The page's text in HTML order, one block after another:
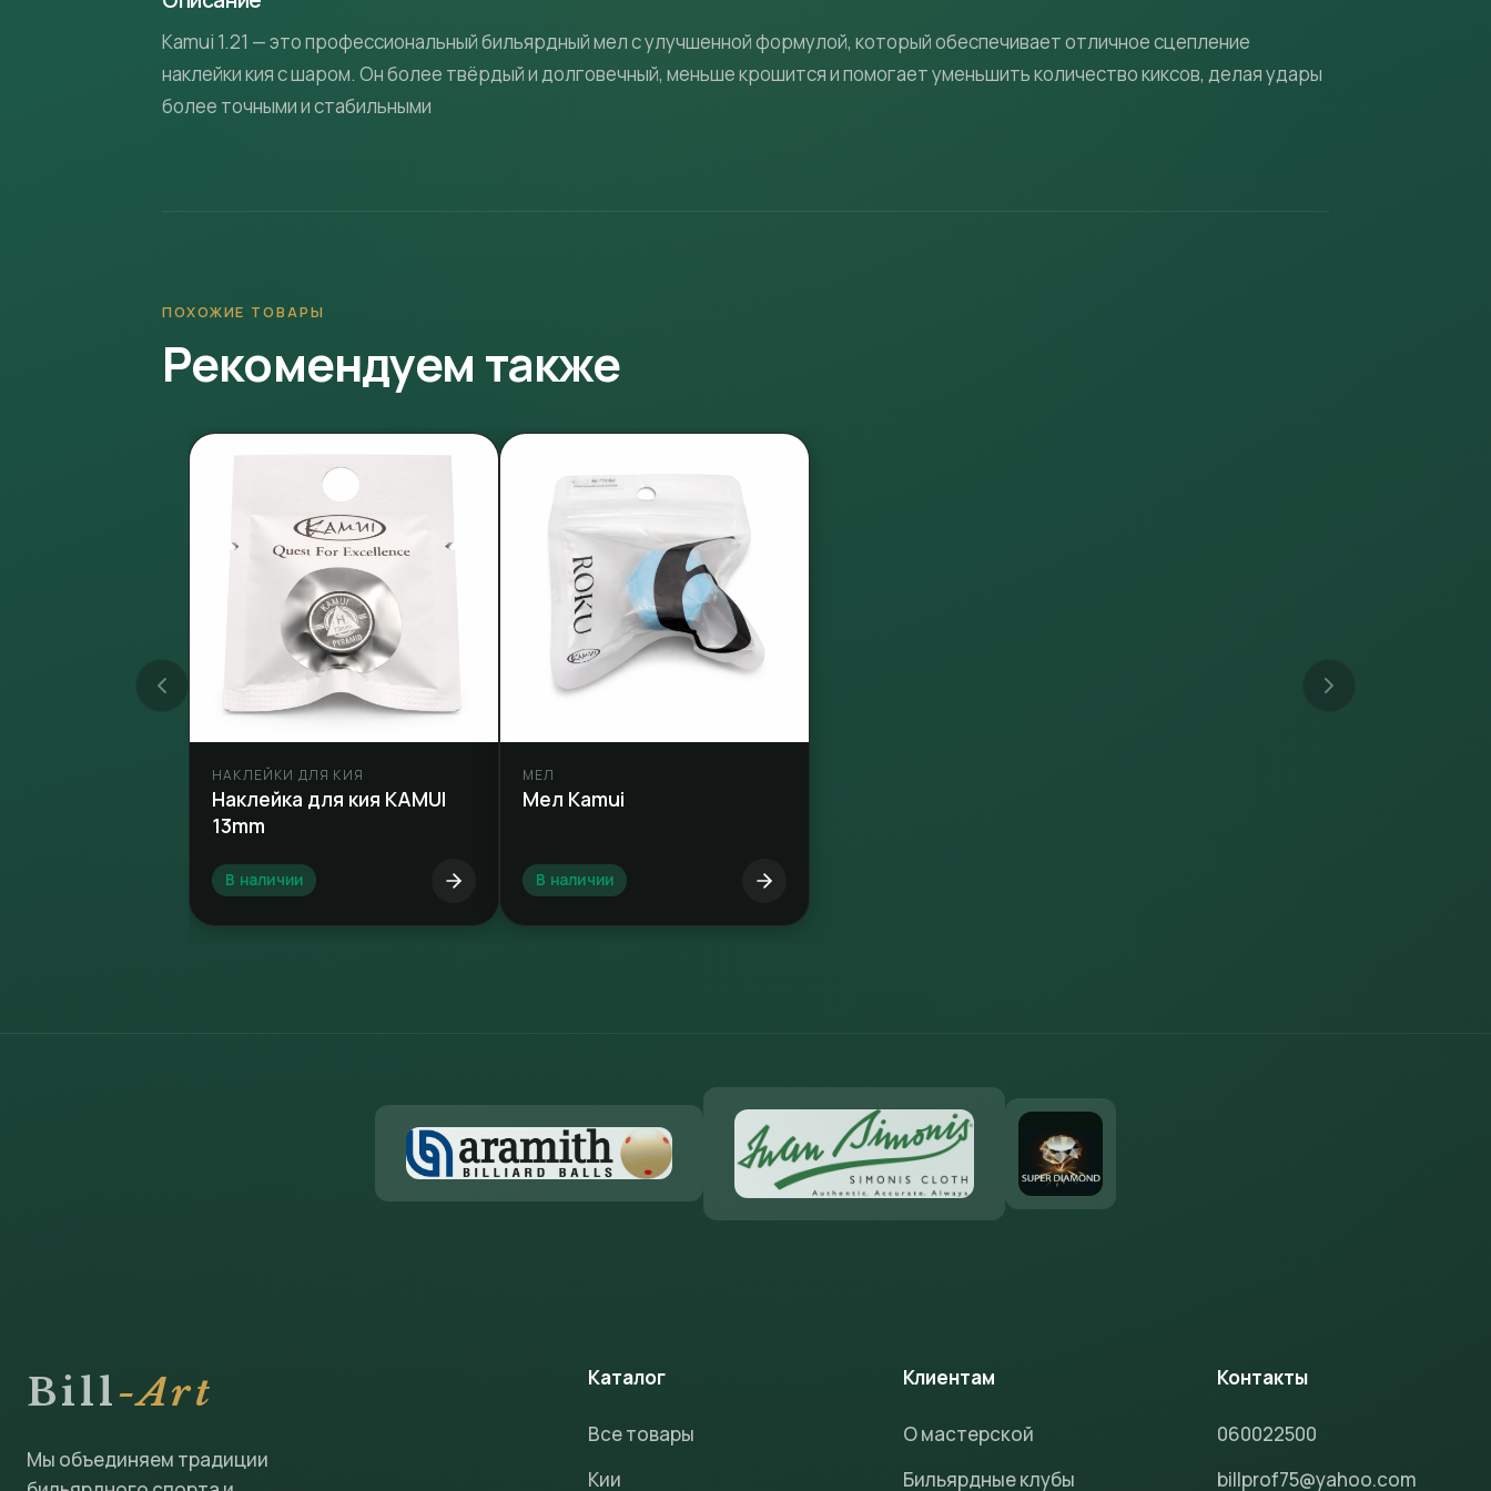
Kamui 1.21 — это профессиональный бильярдный мел с улучшенной формулой, который обеспечивает отличное сцепление
наклейки кия с шаром. Он более твёрдый и долговечный, меньше крошится и помогает уменьшить количество киксов, делая удары
более точными и стабильными
ПОХОЖИЕ ТОВАРЫ
Рекомендуем также
НАКЛЕЙКИ ДЛЯ КИЯ
Наклейка для кия KAMUI
13mm
В наличии
МЕЛ
Мел Kamui
В наличии
Bill-Art
Мы объединяем традиции
Каталог
Все товары
Кии
Клиентам
О мастерской
Бильярдные клубы
Контакты
060022500
billprof75@yahoo.com